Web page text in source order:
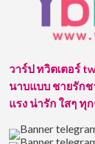
Jacob
Egginton
เจ้าของ
โปรไฟล์
หรู
แถม
ถ่าย
แบบ
วาร์ป ทวิตเตอร์
นาบแบบ ชายรักช
แรง น่ารัก ใสๆ ทุ